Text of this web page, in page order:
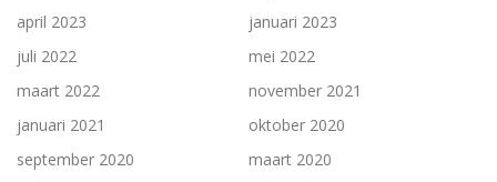
april 2023
januari 2023
juli 2022
mei 2022
maart 2022
november 2021
januari 2021
oktober 2020
september 2020
maart 2020